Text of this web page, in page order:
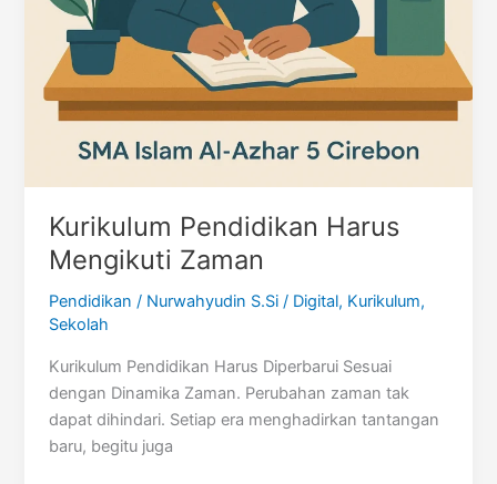
Kurikulum Pendidikan Harus
Mengikuti Zaman
Pendidikan / Nurwahyudin S.Si/ Digital, Kurikulum,
Sekolah
Kurikulum Pendidikan Harus Diperbarui Sesuai
dengan Dinamika Zaman. Perubahan zaman tak
dapat dihindari. Setiap era menghadirkan tantangan
baru, begitu juga